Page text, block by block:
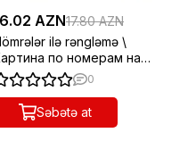
AZN17.80 AZN
ilə rəngləmə \
по номерам на
с глиттером ТРИ
"Девушка в красном",
с акриловыми
0
Səbətə at